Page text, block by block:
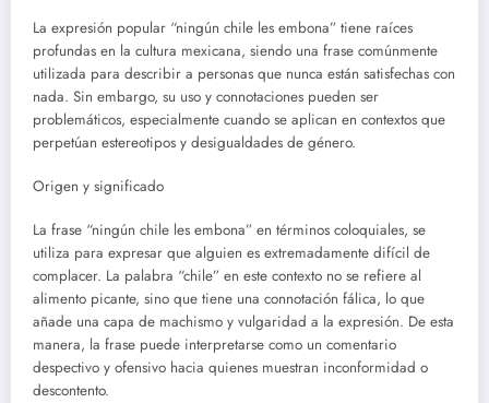
La expresión popular “ningún chile les embona” tiene raíces
profundas en la cultura mexicana, siendo una frase comúnmente
utilizada para describir a personas que nunca están satisfechas con
nada. Sin embargo, su uso y connotaciones pueden ser
problemáticos, especialmente cuando se aplican en contextos que
perpetúan estereotipos y desigualdades de género.
Origen y significado
La frase “ningún chile les embona” en términos coloquiales, se
utiliza para expresar que alguien es extremadamente difícil de
complacer. La palabra “chile” en este contexto no se refiere al
alimento picante, sino que tiene una connotación fálica, lo que
añade una capa de machismo y vulgaridad a la expresión. De esta
manera, la frase puede interpretarse como un comentario
despectivo y ofensivo hacia quienes muestran inconformidad o
descontento.